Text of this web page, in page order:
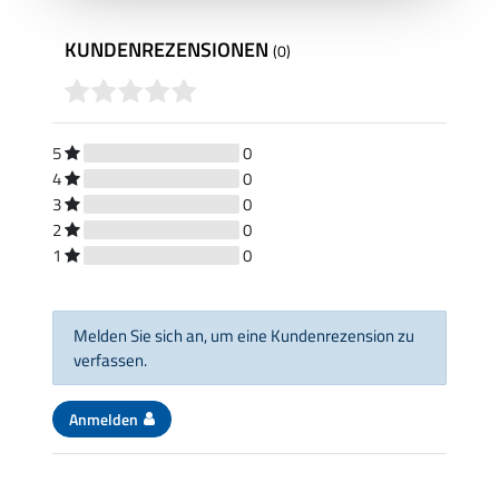
KUNDENREZENSIONEN(0)
5
0
4
0
3
0
2
0
1
0
Melden Sie sich an, um eine Kundenrezension zu
verfassen.
Anmelden